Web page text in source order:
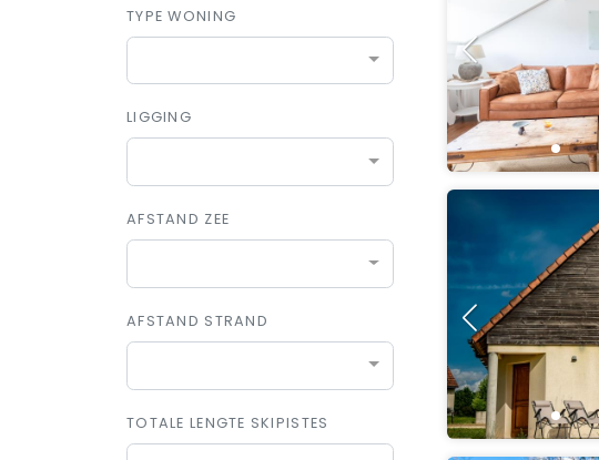
TYPE WONING
LIGGING
AFSTAND ZEE
AFSTAND STRAND
TOTALE LENGTE SKIPISTES